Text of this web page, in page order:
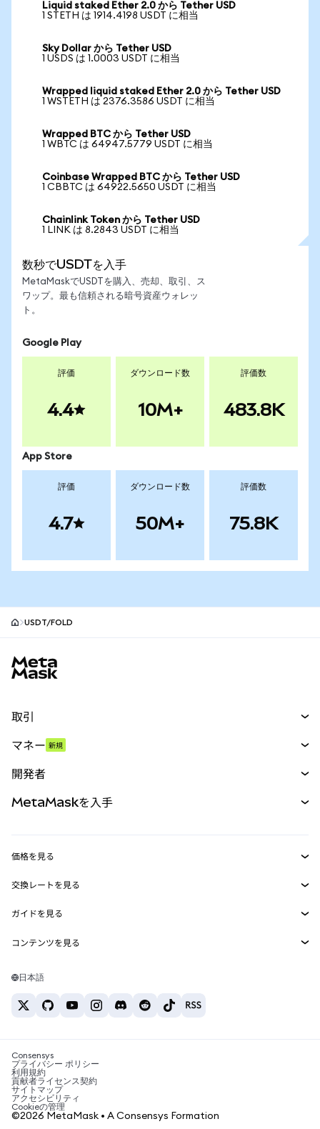
Liquid staked Ether 2.0 から Tether USD
1 STETH は 1914.4198 USDT に相当
Sky Dollar から Tether USD
1 USDS は 1.0003 USDT に相当
Wrapped liquid staked Ether 2.0 から Tether USD
1 WSTETH は 2376.3586 USDT に相当
Wrapped BTC から Tether USD
1 WBTC は 64947.5779 USDT に相当
Coinbase Wrapped BTC から Tether USD
1 CBBTC は 64922.5650 USDT に相当
Chainlink Token から Tether USD
1 LINK は 8.2843 USDT に相当
数秒でUSDTを入手
MetaMaskでUSDTを購入、売却、取引、ス
ワップ。最も信頼される暗号資産ウォレッ
ト。
Google Play
評価
4.4
ダウンロード数
10M+
評価数
483.8K
App Store
評価
4.7
ダウンロード数
50M+
評価数
75.8K
USDT/FOLD
取引
パーペチュアル
RWA
マネー 新規
開発者
MetaMask Connect
Snaps
Web3サービス
MetaMaskを入手
セキュリティ
サポート
キャリア
お問い合わせ
価格を見る
イーサリアムの価格
Solanaの価格
Tetherの価格
交換レートを見る
ETH→USD
USDT→INR
BTC→INR
ETH→USDT
ガイドを見る
ETHの購入
USDTの購入
SHIBの購入
BNBの購入
コンテンツを見る
Solanaウォレット
税制関連ニュース
暗号資産の購入方法は？
ビットコインを売るには？
日本語
Consensys
プライバシー ポリシー
利用規約
貢献者ライセンス契約
サイトマップ
アクセシビリティ
Cookieの管理
©2026 MetaMask • A Consensys Formation